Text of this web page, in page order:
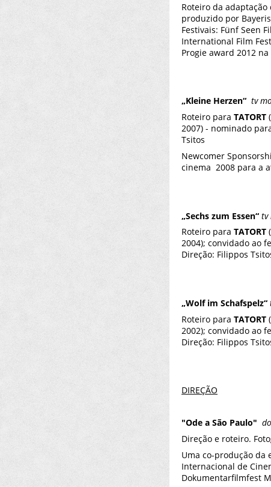
Roteiro da
produzido por
Festivais: Fünf Seen
International Film
Progie award 2012
„Kleine Herzen“ tv
Roteiro para TATORT (
2007) - nominado
Tsitos
Newcomer
cinema 2008 para a
„Sechs zum Essen“ tv
Roteiro para TATORT (
2004); convidado ao
Direção: Filippos
„Wolf im Schafspelz“
Roteiro para TATORT (
2002); convidado ao
Direção: Filippos
DIREÇÃO
"Ode a São Paulo"
Direção e roteiro.
Uma co-produção da
Internacional de
Dokumentarfilmfest